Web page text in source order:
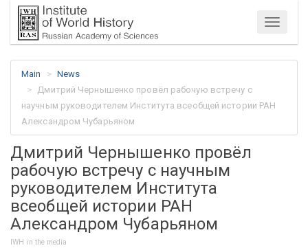
Menu
Main
News
Дмитрий Чернышенко провёл рабочую встречу с
научным руководителем Института всеобщей истории РАН
Александром Чубарьяном
Дмитрий Чернышенко провёл
рабочую встречу с научным
руководителем Института
всеобщей истории РАН
Александром Чубарьяном
IWH in the media